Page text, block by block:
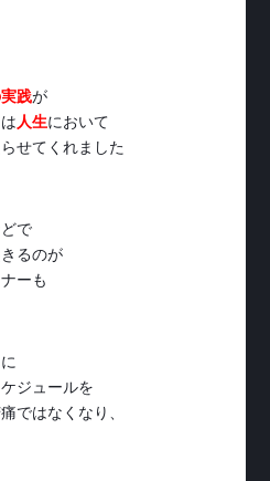
践が
人生において
せてくれました
で
るのが
ーも
ジュールを
ではなくなり、